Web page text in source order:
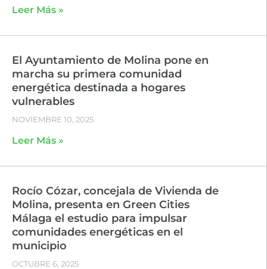
Leer Más »
El Ayuntamiento de Molina pone en
marcha su primera comunidad
energética destinada a hogares
vulnerables
NOVIEMBRE 10, 2025
Leer Más »
Rocío Cózar, concejala de Vivienda de
Molina, presenta en Green Cities
Málaga el estudio para impulsar
comunidades energéticas en el
municipio
OCTUBRE 6, 2025